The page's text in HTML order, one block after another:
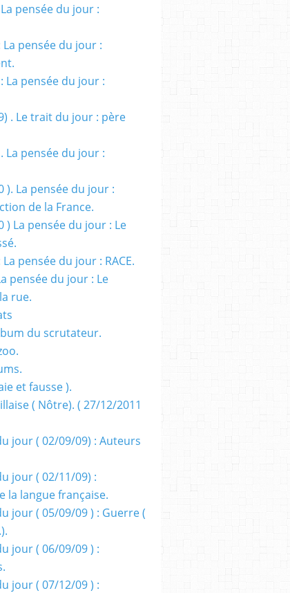
pensée du jour :
La pensée du jour :
La pensée du jour :
. Le trait du jour : père
La pensée du jour :
). La pensée du jour :
de la France.
) La pensée du jour : Le
La pensée du jour : RACE.
pensée du jour : Le
rue.
du scrutateur.
et fausse ).
( Nôtre). ( 27/12/2011
jour ( 02/09/09) : Auteurs
jour ( 02/11/09) :
la langue française.
jour ( 05/09/09 ) : Guerre (
jour ( 06/09/09 ) :
jour ( 07/12/09 ) :